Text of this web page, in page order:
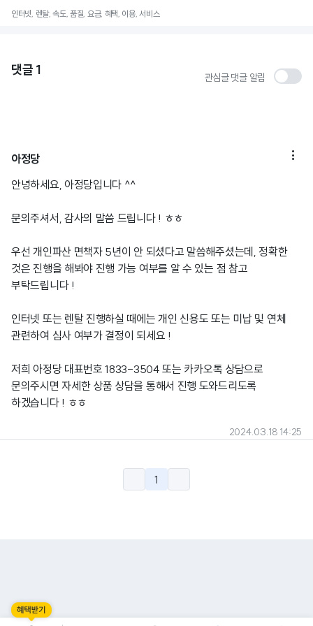
인터넷, 렌탈, 속도, 품질, 요금, 혜택, 이용, 서비스
댓글 1 관심글 댓글 알림
아정당 
안녕하세요, 아정당입니다 ^^
문의주셔서, 감사의 말씀 드립니다 ! ㅎㅎ
우선 개인파산 면책자 5년이 안 되셨다고 말씀해주셨는데, 정확한
것은 진행을 해봐야 진행 가능 여부를 알 수 있는 점 참고
부탁드립니다 !
인터넷 또는 렌탈 진행하실 때에는 개인 신용도 또는 미납 및 연체
관련하여 심사 여부가 결정이 되세요 !
저희 아정당 대표번호 1833-3504 또는 카카오톡 상담으로
문의주시면 자세한 상품 상담을 통해서 진행 도와드리도록
하겠습니다 ! ㅎㅎ
2024.03.18 14:25
1